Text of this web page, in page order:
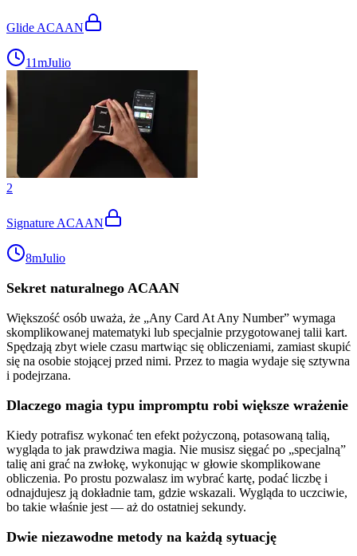
Glide ACAAN
11mJulio
2
Signature ACAAN
8mJulio
Sekret naturalnego ACAAN
Większość osób uważa, że „Any Card At Any Number” wymaga
skomplikowanej matematyki lub specjalnie przygotowanej talii kart.
Spędzają zbyt wiele czasu martwiąc się obliczeniami, zamiast skupić
się na osobie stojącej przed nimi. Przez to magia wydaje się sztywna
i podejrzana.
Dlaczego magia typu impromptu robi większe wrażenie
Kiedy potrafisz wykonać ten efekt pożyczoną, potasowaną talią,
wygląda to jak prawdziwa magia. Nie musisz sięgać po „specjalną”
talię ani grać na zwłokę, wykonując w głowie skomplikowane
obliczenia. Po prostu pozwalasz im wybrać kartę, podać liczbę i
odnajdujesz ją dokładnie tam, gdzie wskazali. Wygląda to uczciwie,
bo takie właśnie jest — aż do ostatniej sekundy.
Dwie niezawodne metody na każdą sytuację